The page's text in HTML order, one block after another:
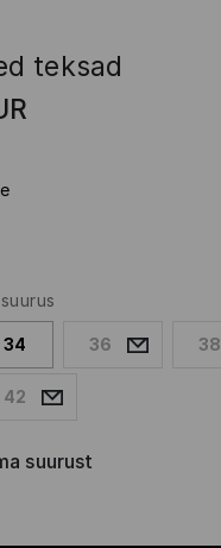
teksad
34 36 38
42
suurust